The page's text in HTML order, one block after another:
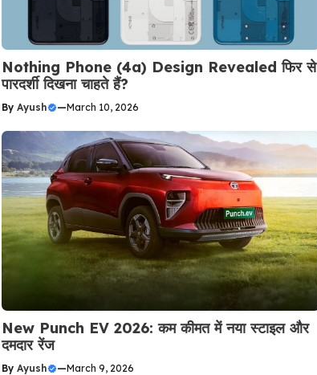
Nothing Phone (4a) Design Revealed फिर से
पारदर्शी दिखना चाहते हैं?
By Ayush —March 10, 2026
New Punch EV 2026: कम कीमत में नया स्टाइल और
दमदार रेंज
By Ayush —March 9, 2026